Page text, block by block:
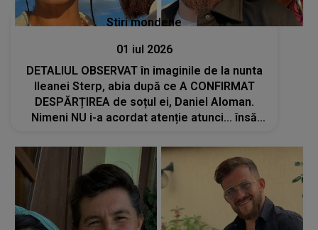
Stiri mondene
01 iul 2026
DETALIUL OBSERVAT în imaginile de la nunta
Ileanei Sterp, abia după ce A CONFIRMAT
DESPĂRȚIREA de soțul ei, Daniel Aloman.
Nimeni NU i-a acordat atenție atunci... însă
privesc diferit